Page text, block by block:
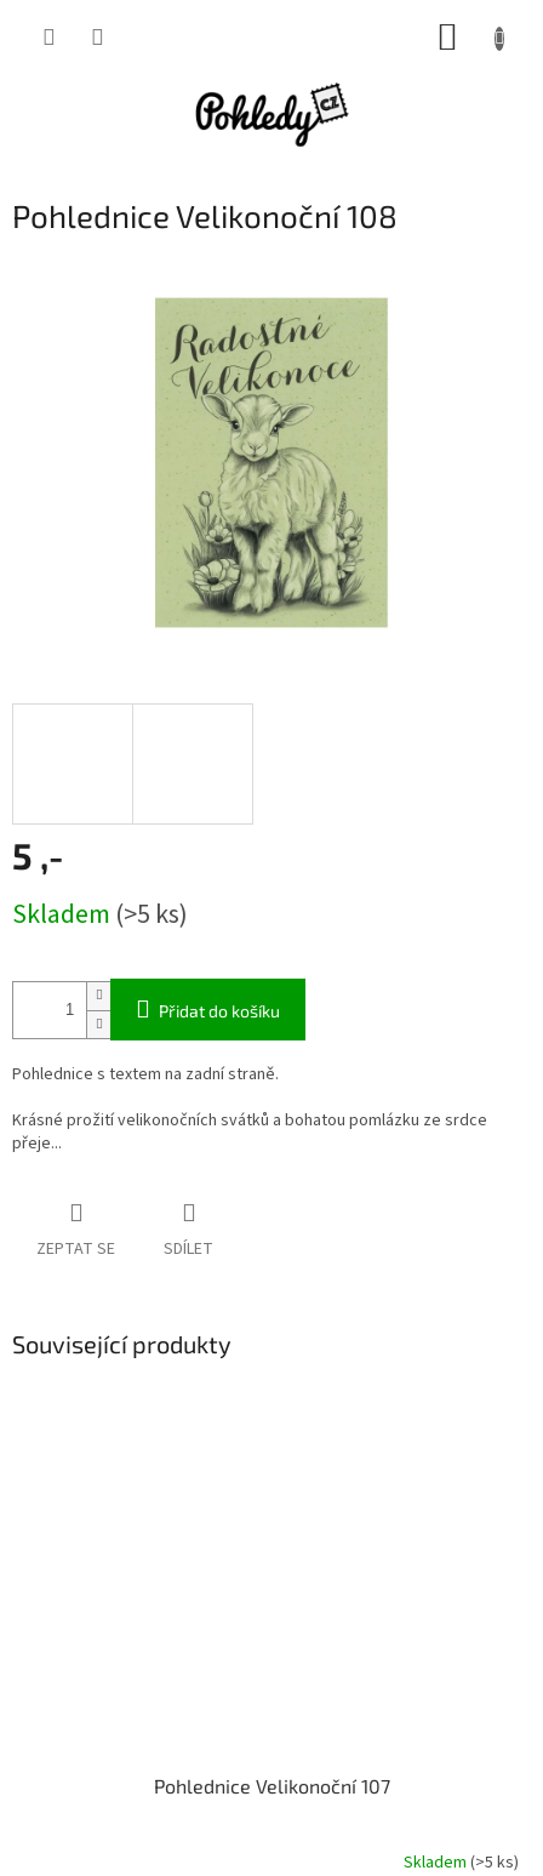
Pohlednice Velikonoční 108
5 ,-
cena:
Skladem (>5 ks)
Přidat do košíku
Pohlednice s textem na zadní straně.
Krásné prožití velikonočních svátků a bohatou pomlázku ze srdce
přeje...
ZEPTAT SE SDÍLET
Související produkty
Pohlednice Velikonoční 107
Skladem (>5 ks)